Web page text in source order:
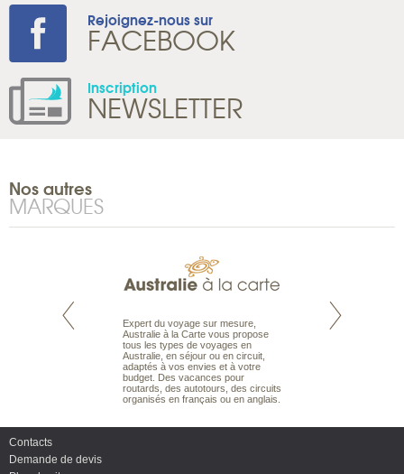
Rejoignez-nous sur
FACEBOOK
Inscription
NEWSLETTER
Nos autres
MARQUES
est le spécialiste
Expert du voyage sur mesure,
Australie à la Carte vous propose
tous les types de voyages en
Australie, en séjour ou en circuit,
adaptés à vos envies et à votre
budget. Des vacances pour
routards, des autotours, des circuits
organisés en français ou en anglais.
Parce qu'ils sont
Contacts
Demande de devis